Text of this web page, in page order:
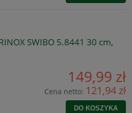
SWIBO 5.8441 30 cm,
149,99 zł
Cena netto: 121,94 zł
DO KOSZYKA